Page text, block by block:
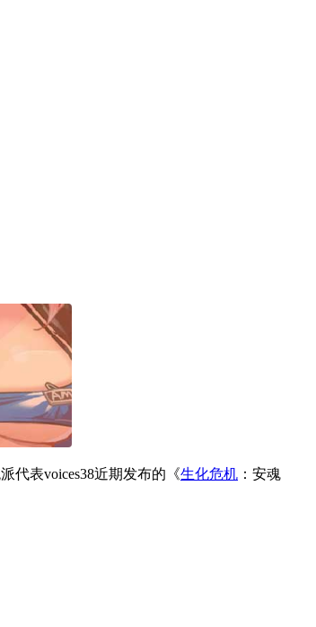
代表voices38近期发布的《生化危机 ：安魂